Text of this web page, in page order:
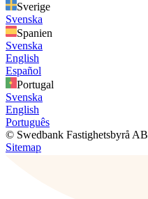
Sverige
Svenska
Spanien
Svenska
English
Español
Portugal
Svenska
English
Português
© Swedbank Fastighetsbyrå AB
Sitemap